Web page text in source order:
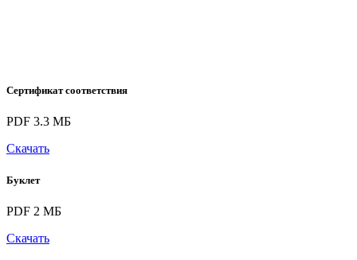
Сертификат соответствия
PDF 3.3 МБ
Скачать
Буклет
PDF 2 МБ
Скачать